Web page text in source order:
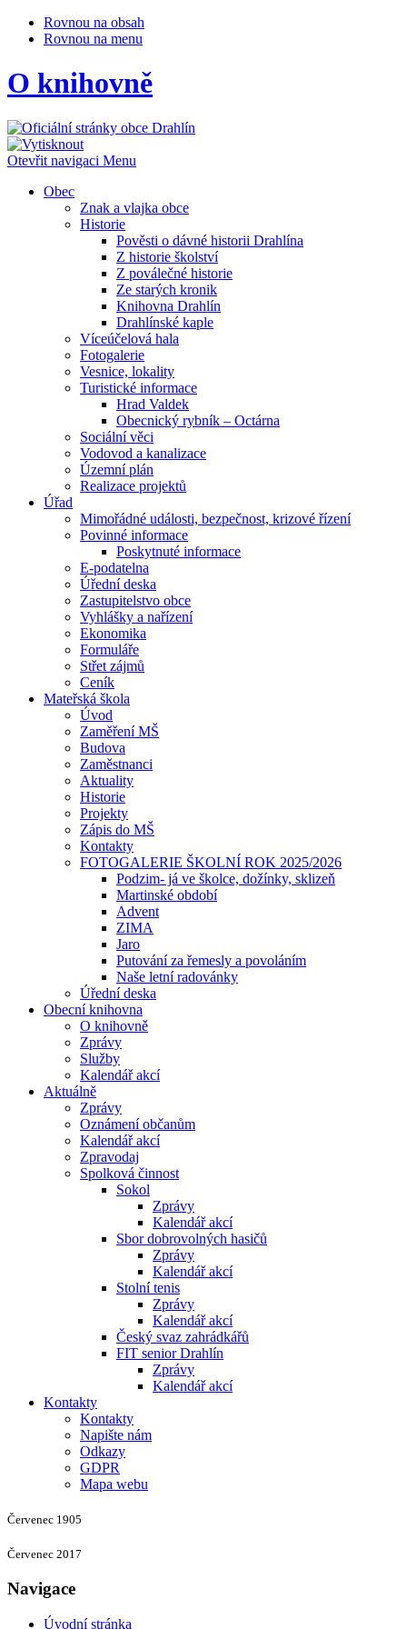
Rovnou na obsah
Rovnou na menu
O knihovně
Otevřit navigaci Menu
Obec
Znak a vlajka obce
Historie
Pověsti o dávné historii Drahlína
Z historie školství
Z poválečné historie
Ze starých kronik
Knihovna Drahlín
Drahlínské kaple
Víceúčelová hala
Fotogalerie
Vesnice, lokality
Turistické informace
Hrad Valdek
Obecnický rybník – Octárna
Sociální věci
Vodovod a kanalizace
Územní plán
Realizace projektů
Úřad
Mimořádné události, bezpečnost, krizové řízení
Povinné informace
Poskytnuté informace
E-podatelna
Úřední deska
Zastupitelstvo obce
Vyhlášky a nařízení
Ekonomika
Formuláře
Střet zájmů
Ceník
Mateřská škola
Úvod
Zaměření MŠ
Budova
Zaměstnanci
Aktuality
Historie
Projekty
Zápis do MŠ
Kontakty
FOTOGALERIE ŠKOLNÍ ROK 2025/2026
Podzim- já ve školce, dožínky, sklizeň
Martinské období
Advent
ZIMA
Jaro
Putování za řemesly a povoláním
Naše letní radovánky
Úřední deska
Obecní knihovna
O knihovně
Zprávy
Služby
Kalendář akcí
Aktuálně
Zprávy
Oznámení občanům
Kalendář akcí
Zpravodaj
Spolková činnost
Sokol
Zprávy
Kalendář akcí
Sbor dobrovolných hasičů
Zprávy
Kalendář akcí
Stolní tenis
Zprávy
Kalendář akcí
Český svaz zahrádkářů
FIT senior Drahlín
Zprávy
Kalendář akcí
Kontakty
Kontakty
Napište nám
Odkazy
GDPR
Mapa webu
Červenec 1905
Červenec 2017
Navigace
Úvodní stránka